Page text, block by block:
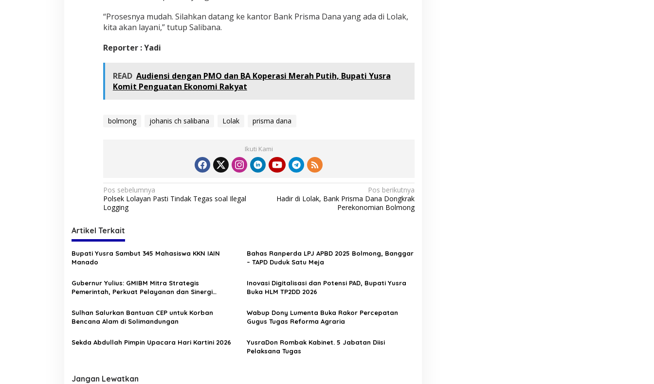
“Prosesnya mudah. Silahkan datang ke kantor Bank Prisma Dana yang ada di Lolak,
kita akan layani,” tutup Salibana.
Reporter : Yadi
READ Audiensi dengan PMO dan BA Koperasi Merah Putih, Bupati Yusra
Komit Penguatan Ekonomi Rakyat
bolmong johanis ch salibana Lolak prisma dana
Ikuti Kami
N
a
i
g
a
i
o
s
Pos sebelumnya
Polsek Lolayan Pasti Tindak Tegas soal Ilegal
Logging
Pos berikutnya
Hadir di Lolak, Bank Prisma Dana Dongkrak
Perekonomian Bolmong
Artikel Terkait
Bupati Yusra Sambut 345 Mahasiswa KKN IAIN
Manado
Bahas Ranperda LPJ APBD 2025 Bolmong, Banggar
– TAPD Duduk Satu Meja
Gubernur Yulius: GMIBM Mitra Strategis
Pemerintah, Perkuat Pelayanan dan Sinergi
Inovasi Digitalisasi dan Potensi PAD, Bupati Yusra
Buka HLM TP2DD 2026
Sulhan Salurkan Bantuan CEP untuk Korban
Bencana Alam di Solimandungan
Wabup Dony Lumenta Buka Rakor Percepatan
Gugus Tugas Reforma Agraria
Sekda Abdullah Pimpin Upacara Hari Kartini 2026
YusraDon Rombak Kabinet. 5 Jabatan Diisi
Pelaksana Tugas
Jangan Lewatkan